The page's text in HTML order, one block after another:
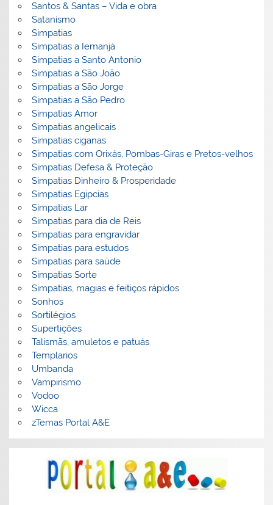
Santos & Santas – Vida e obra
Satanismo
Simpatias
Simpatias a Iemanjá
Simpatias a Santo Antonio
Simpatias a São João
Simpatias a São Jorge
Simpatias a São Pedro
Simpatias Amor
Simpatias angelicais
Simpatias ciganas
Simpatias com Orixás, Pombas-Giras e Pretos-velhos
Simpatias Defesa & Proteção
Simpatias Dinheiro & Prosperidade
Simpatias Egipcias
Simpatias Lar
Simpatias para dia de Reis
Simpatias para engravidar
Simpatias para estudos
Simpatias para saúde
Simpatias Sorte
Simpatias, magias e feitiços rápidos
Sonhos
Sortilégios
Supertições
Talismãs, amuletos e patuás
Templarios
Umbanda
Vampirismo
Vodoo
Wicca
zTemas Portal A&E